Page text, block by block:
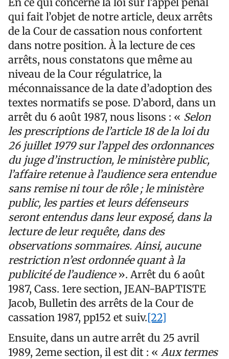
qui fait l’objet de notre article, deux arrêts
de la Cour de cassation nous confortent
dans notre position. À la lecture de ces
arrêts, nous constatons que même au
niveau de la Cour régulatrice, la
méconnaissance de la date d’adoption des
textes normatifs se pose. D’abord, dans un
arrêt du 6 août 1987, nous lisons : « Selon
les prescriptions de l’article 18 de la loi du
26 juillet 1979 sur l’appel des ordonnances
du juge d’instruction, le ministère public,
l’affaire retenue à l’audience sera entendue
sans remise ni tour de rôle ; le ministère
public, les parties et leurs défenseurs
seront entendus dans leur exposé, dans la
lecture de leur requête, dans des
observations sommaires. Ainsi, aucune
restriction n’est ordonnée quant à la
publicité de l’audience». Arrêt du 6 août
1987, Cass. 1ere section, JEAN-BAPTISTE
Jacob, Bulletin des arrêts de la Cour de
cassation 1987, pp152 et suiv.[22]
Ensuite, dans un autre arrêt du 25 avril
1989, 2eme section, il est dit : « Aux termes